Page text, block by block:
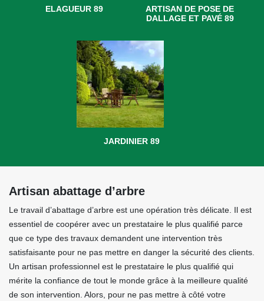
ELAGUEUR 89
ARTISAN DE POSE DE
DALLAGE ET PAVÉ 89
JARDINIER 89
Artisan abattage d’arbre
Le travail d’abattage d’arbre est une opération très délicate. Il est
essentiel de coopérer avec un prestataire le plus qualifié parce
que ce type des travaux demandent une intervention très
satisfaisante pour ne pas mettre en danger la sécurité des clients.
Un artisan professionnel est le prestataire le plus qualifié qui
mérite la confiance de tout le monde grâce à la meilleure qualité
de son intervention. Alors, pour ne pas mettre à côté votre